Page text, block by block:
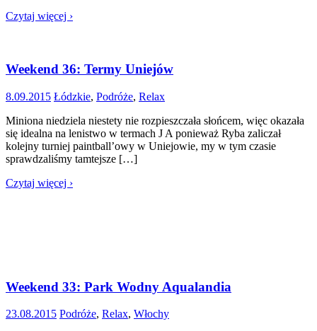
Czytaj więcej ›
Weekend 36: Termy Uniejów
8.09.2015 Łódzkie, Podróże, Relax
Miniona niedziela niestety nie rozpieszczała słońcem, więc okazała
się idealna na lenistwo w termach J A ponieważ Ryba zaliczał
kolejny turniej paintball’owy w Uniejowie, my w tym czasie
sprawdzaliśmy tamtejsze […]
Czytaj więcej ›
Weekend 33: Park Wodny Aqualandia
23.08.2015 Podróże, Relax, Włochy